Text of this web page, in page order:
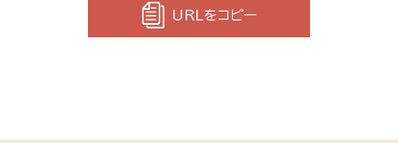
URLをコピー